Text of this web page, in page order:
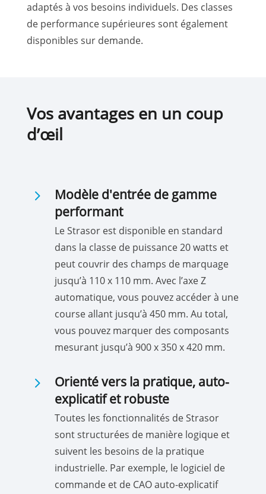
adaptés à vos besoins individuels. Des classes
de performance supérieures sont également
disponibles sur demande.
Vos avantages en un coup
d’œil
5
Modèle d'entrée de gamme
performant
Le Strasor est disponible en standard
dans la classe de puissance 20 watts et
peut couvrir des champs de marquage
jusqu’à 110 x 110 mm. Avec l’axe Z
automatique, vous pouvez accéder à une
course allant jusqu’à 450 mm. Au total,
vous pouvez marquer des composants
mesurant jusqu’à 900 x 350 x 420 mm.
5
Orienté vers la pratique, auto-
explicatif et robuste
Toutes les fonctionnalités de Strasor
sont structurées de manière logique et
suivent les besoins de la pratique
industrielle. Par exemple, le logiciel de
commande et de CAO auto-explicatif